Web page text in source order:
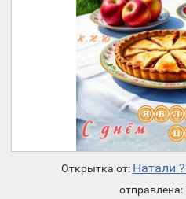
Открытка от: Натали
отправлена: